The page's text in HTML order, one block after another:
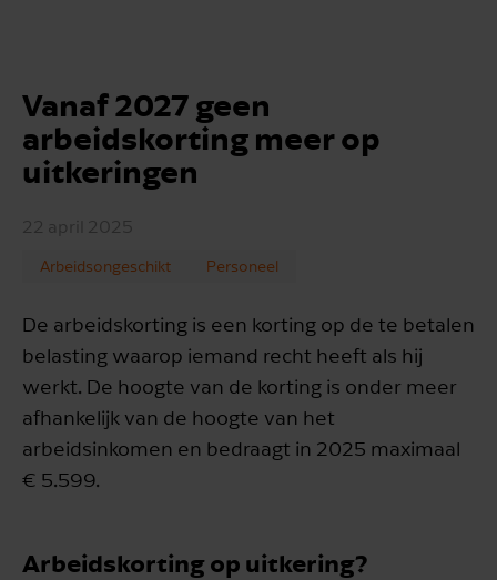
Vanaf 2027 geen
arbeidskorting meer op
uitkeringen
22 april 2025
Arbeidsongeschikt Personeel
De arbeidskorting is een korting op de te betalen
belasting waarop iemand recht heeft als hij
werkt. De hoogte van de korting is onder meer
afhankelijk van de hoogte van het
arbeidsinkomen en bedraagt in 2025 maximaal
€ 5.599.
Arbeidskorting op uitkering?